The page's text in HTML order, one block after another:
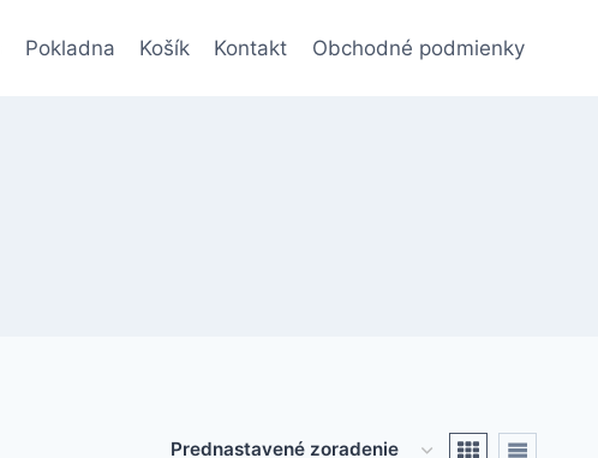
Pokladna Košík Kontakt Obchodné podmienky